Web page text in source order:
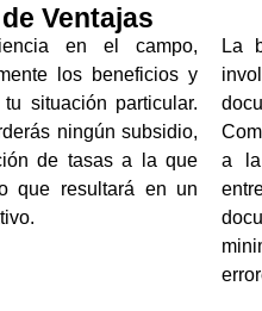
Ventajas
en el campo,
los beneficios y
situación particular.
ningún subsidio,
de tasas a la que
que resultará en un
La
a la